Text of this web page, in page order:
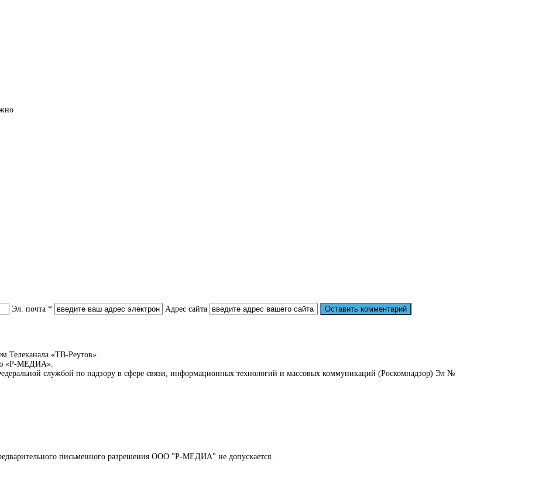
Эл. почта *
Адрес сайта
Телеканала «ТВ-Реутов».
«Р-МЕДИА».
службой по надзору в сфере связи, информационных технологий и массовых коммуникаций (Роскомнадзор) Эл №
письменного разрешения ООО "Р-МЕДИА" не допускается.